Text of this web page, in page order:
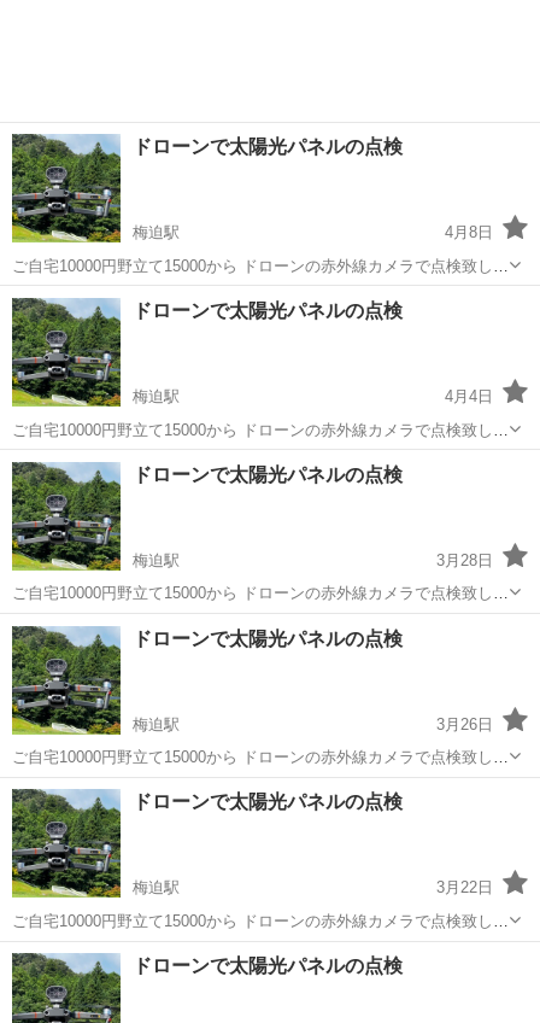
ドローンで太陽光パネルの点検
梅迫駅
4月8日
ご自宅10000円野立て15000から ドローンの赤外線カメラで点検致しま
す 設置から時間が数年経った、発電量が減った気が… そう思えばまず
チェックしてみては？ 夏には野立ての草刈りも承っております
京都 綾部市 電気工事 ドローン
ドローンで太陽光パネルの点検
梅迫駅
4月4日
ご自宅10000円野立て15000から ドローンの赤外線カメラで点検致しま
す 設置から時間が数年経った、発電量が減った気が… そう思えばまず
チェックしてみては？ 夏には野立ての草刈りも承っております
京都 綾部市 電気工事 ドローン
ドローンで太陽光パネルの点検
梅迫駅
3月28日
ご自宅10000円野立て15000から ドローンの赤外線カメラで点検致しま
す 設置から時間が数年経った、発電量が減った気が… そう思えばまず
チェックしてみては？ 夏には野立ての草刈りも承っております
京都 綾部市 電気工事 ドローン
ドローンで太陽光パネルの点検
梅迫駅
3月26日
ご自宅10000円野立て15000から ドローンの赤外線カメラで点検致しま
す 設置から時間が数年経った、発電量が減った気が… そう思えばまず
チェックしてみては？ 夏には野立ての草刈りも承っております
京都 綾部市 電気工事 ドローン
ドローンで太陽光パネルの点検
梅迫駅
3月22日
ご自宅10000円野立て15000から ドローンの赤外線カメラで点検致しま
す 設置から時間が数年経った、発電量が減った気が… そう思えばまず
チェックしてみては？ 夏には野立ての草刈りも承っております
京都 綾部市 電気工事 ドローン
ドローンで太陽光パネルの点検